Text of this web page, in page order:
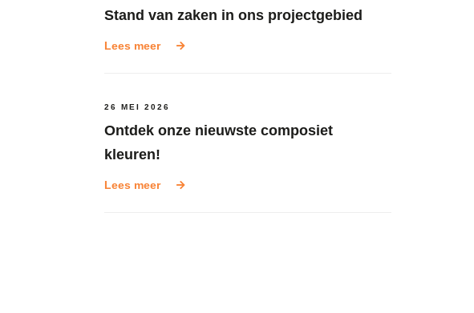
Stand van zaken in ons projectgebied
Lees meer
26 MEI 2026
Ontdek onze nieuwste composiet
kleuren!
Lees meer